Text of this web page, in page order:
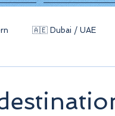
🇦🇪 Dubai / UAE